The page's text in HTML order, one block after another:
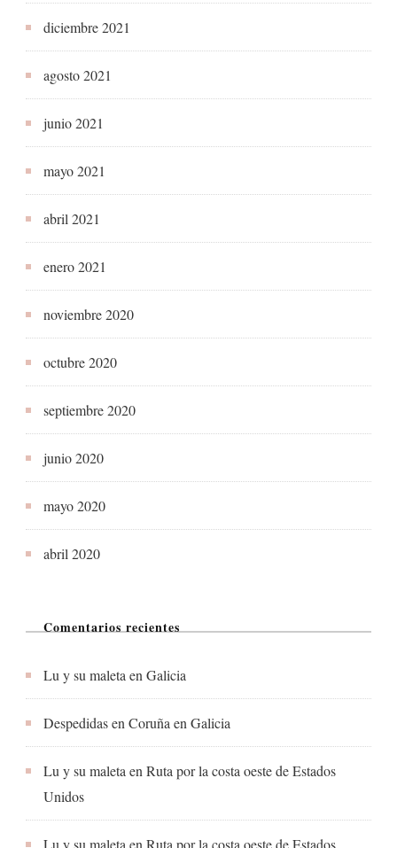
diciembre 2021
agosto 2021
junio 2021
mayo 2021
abril 2021
enero 2021
noviembre 2020
octubre 2020
septiembre 2020
junio 2020
mayo 2020
abril 2020
Comentarios recientes
Lu y su maleta en Galicia
Despedidas en Coruña en Galicia
Lu y su maleta en Ruta por la costa oeste de Estados
Unidos
Lu y su maleta en Ruta por la costa oeste de Estados